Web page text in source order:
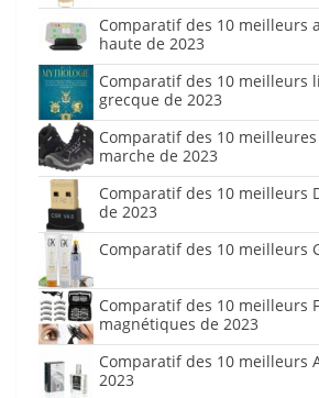
Comparatif des 10 meilleurs
haute de 2023
Comparatif des 10 meilleurs
grecque de 2023
Comparatif des 10
marche de 2023
Comparatif des 10 meilleurs
de 2023
Comparatif des 10 meilleurs
Comparatif des 10 meilleurs
magnétiques de 2023
Comparatif des 10 meilleurs
2023